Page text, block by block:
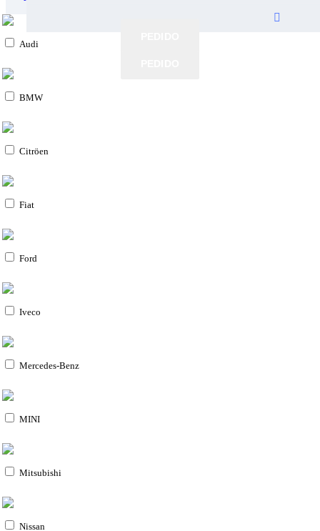
Audi
BMW
Citröen
Fiat
Ford
Iveco
Mercedes-Benz
MINI
Mitsubishi
Nissan